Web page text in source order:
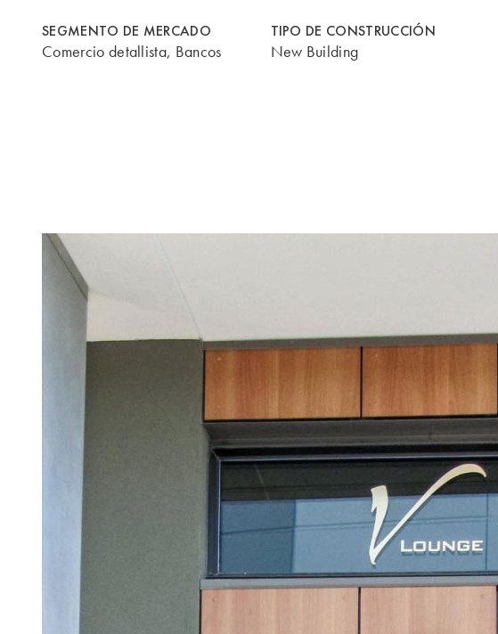
SEGMENTO DE MERCADO
Comercio detallista, Bancos
TIPO DE CONSTRUCCIÓN
New Building